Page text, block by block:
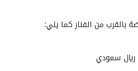
بالقرب من الفنار كما يلي: